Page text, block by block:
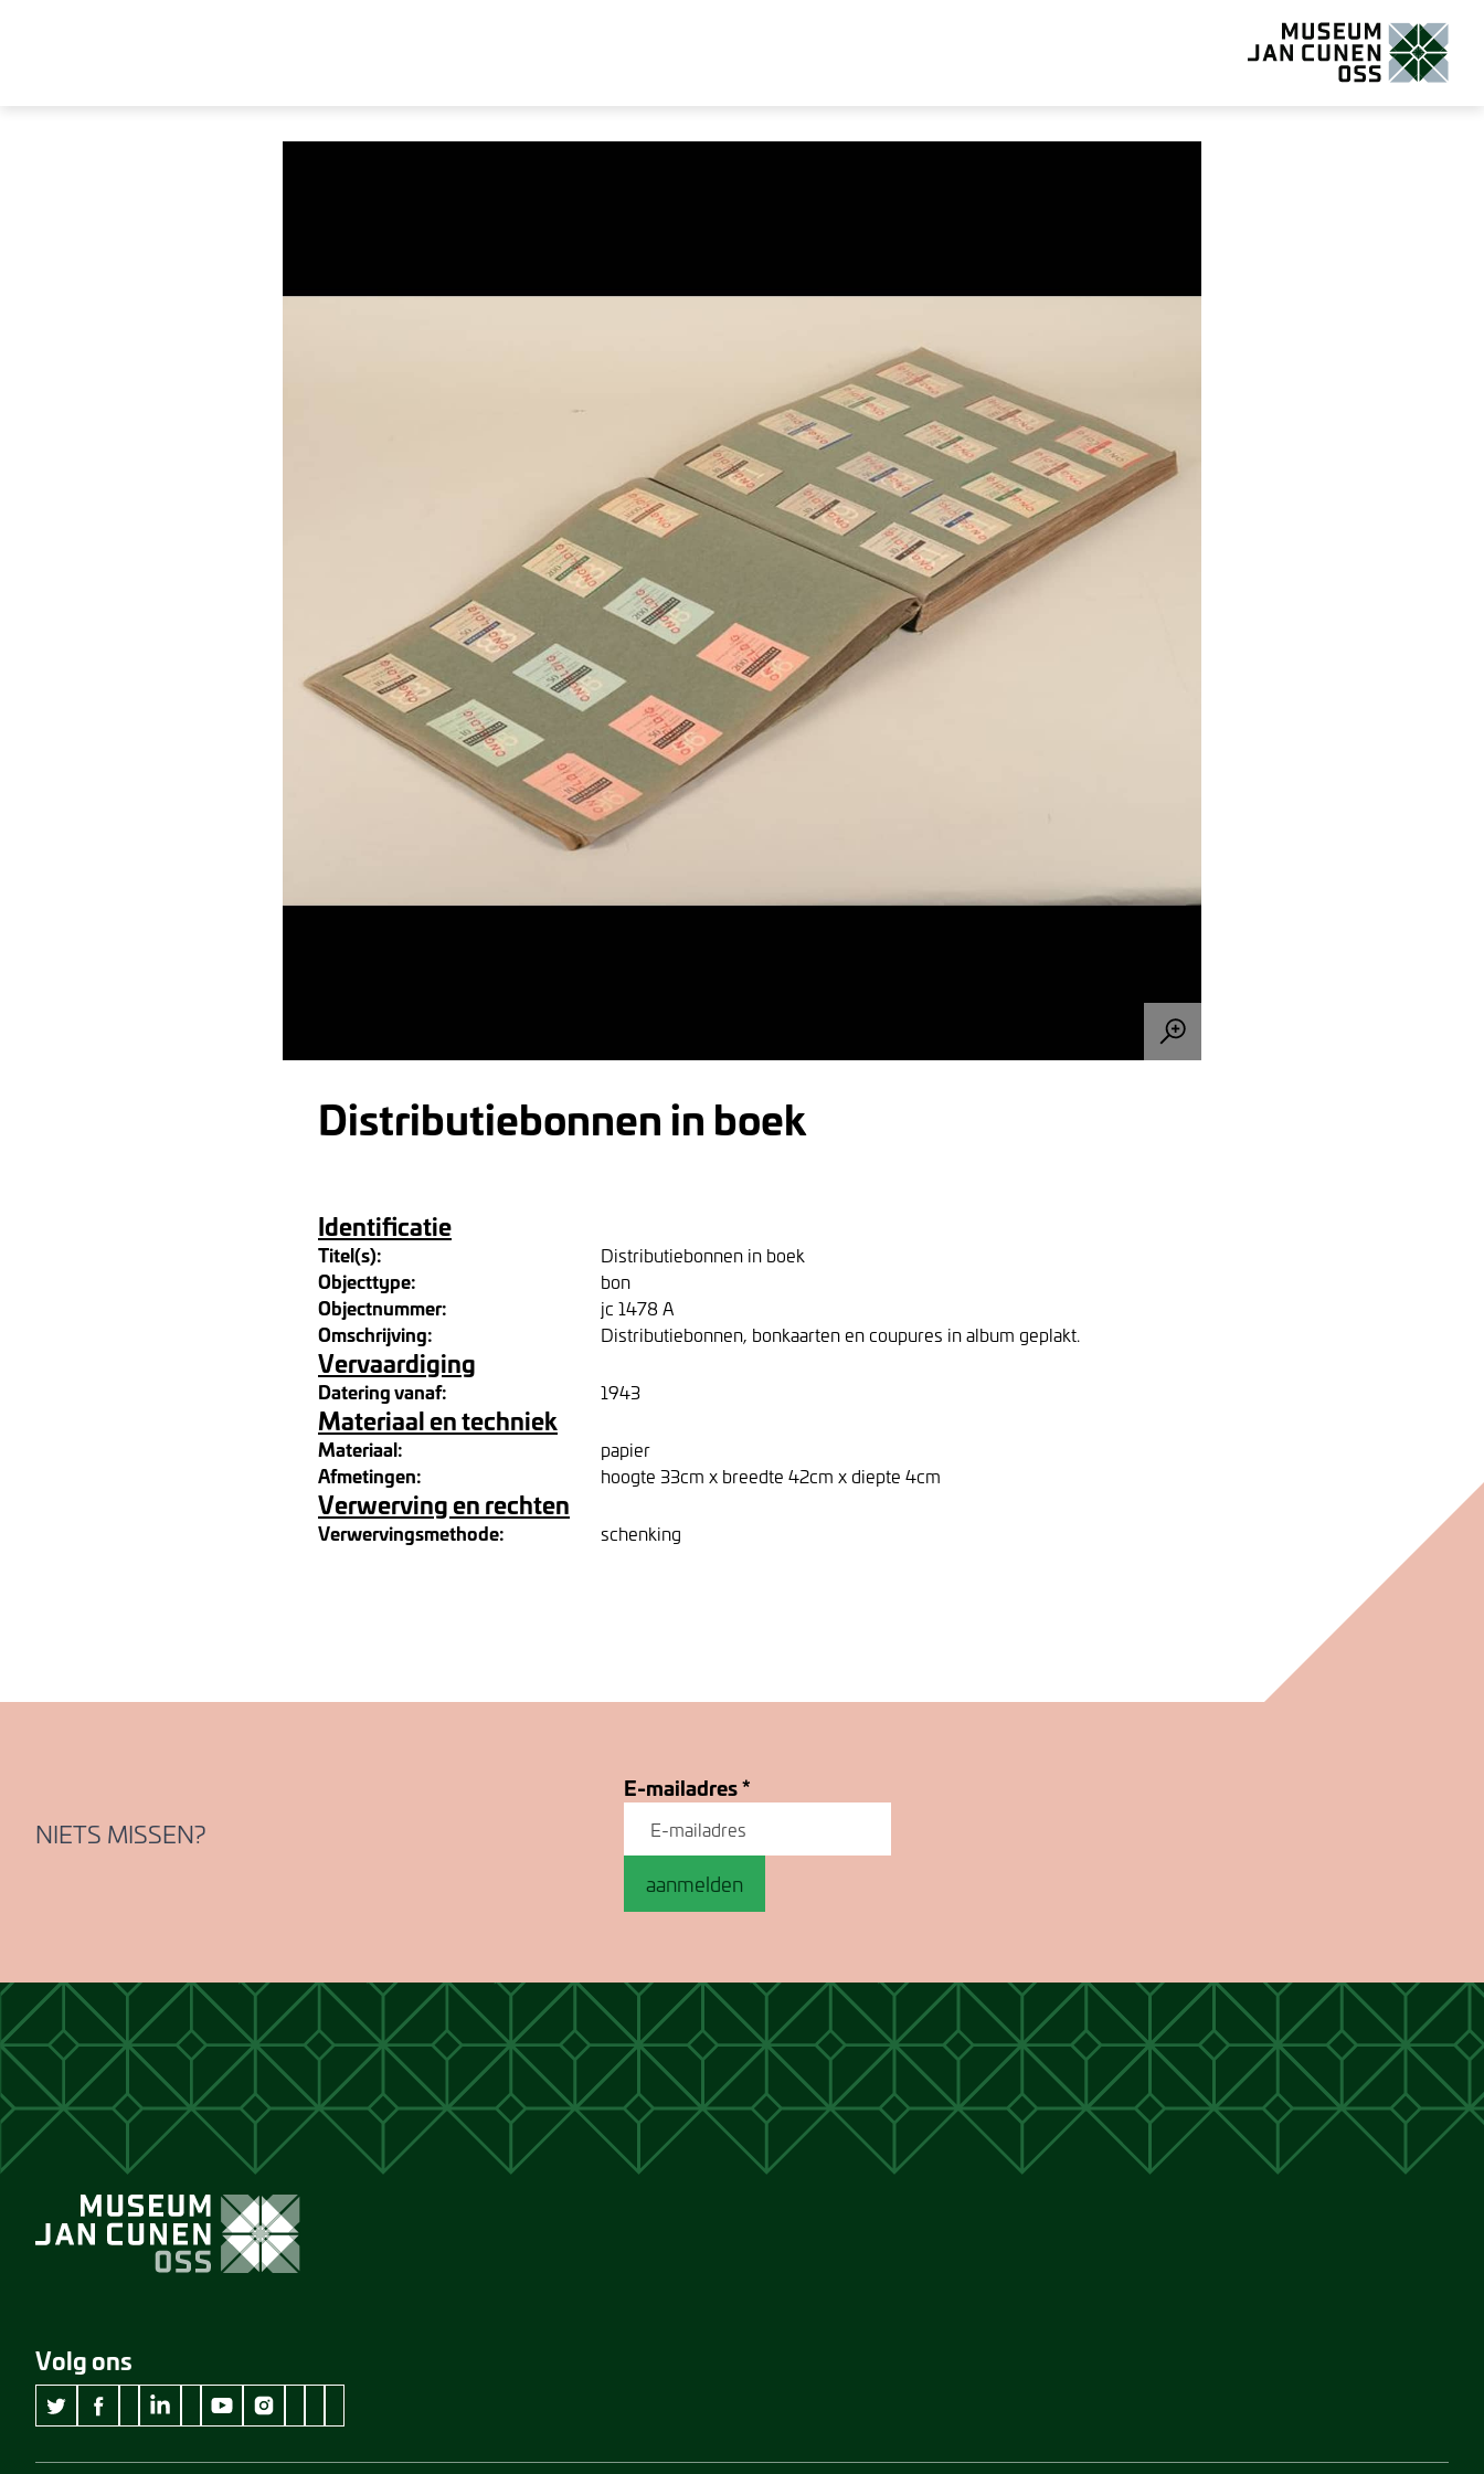
Distributiebonnen in boek
Identificatie
Titel(s): Distributiebonnen in boek
Objecttype: bon
Objectnummer: jc 1478 A
Omschrijving: Distributiebonnen, bonkaarten en coupures in album geplakt.
Vervaardiging
Datering vanaf: 1943
Materiaal en techniek
Materiaal: papier
Afmetingen: hoogte 33cm x breedte 42cm x diepte 4cm
Verwerving en rechten
Verwervingsmethode: schenking
NIETS MISSEN?
E-mailadres*
aanmelden
Volg ons
twitter Museum Jan Cunen
facebook Museum Jan Cunen
wikipedia Museum Jan Cunen
linkedin Museum Jan Cunen
googleplus Museum Jan Cunen
youtube Museum Jan Cunen
instagram Museum Jan Cunen